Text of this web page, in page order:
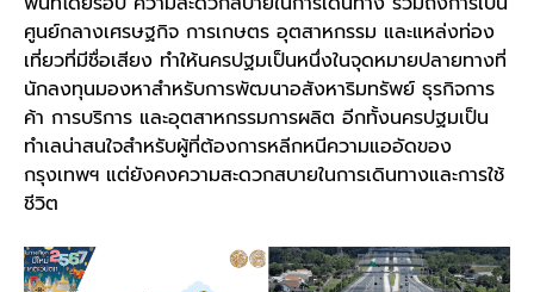
ศูนย์กลางเศรษฐกิจ การเกษตร อุตสาหกรรม และแหล่งท่อง
เที่ยวที่มีชื่อเสียง ทำให้นครปฐมเป็นหนึ่งในจุดหมายปลายทางที่
นักลงทุนมองหาสำหรับการพัฒนาอสังหาริมทรัพย์ ธุรกิจการ
ค้า การบริการ และอุตสาหกรรมการผลิต อีกทั้งนครปฐมเป็น
ทำเลน่าสนใจสำหรับผู้ที่ต้องการหลีกหนีความแออัดของ
กรุงเทพฯ แต่ยังคงความสะดวกสบายในการเดินทางและการใช้
ชีวิต